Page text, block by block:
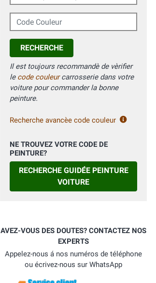
Code Couleur
RECHERCHE
Il est toujours recommandè de vèrifier
le code couleurcarrosserie dans votre
voiture pour commander la bonne
peinture.
Recherche avancèe code couleur
NE TROUVEZ VOTRE CODE DE
PEINTURE?
RECHERCHE GUIDÉE PEINTURE
VOITURE
AVEZ-VOUS DES DOUTES? CONTACTEZ NOS
EXPERTS
Appelez-nous á nos numéros de téléphone
ou écrivez-nous sur WhatsApp